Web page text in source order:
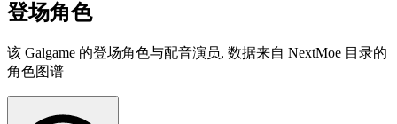
登场角色
该 Galgame 的登场角色与配音演员, 数据来自 NextMoe 目录的
角色图谱